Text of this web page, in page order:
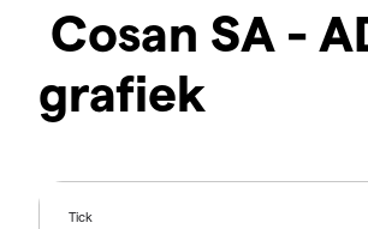
Cosan SA -
grafiek
Tick